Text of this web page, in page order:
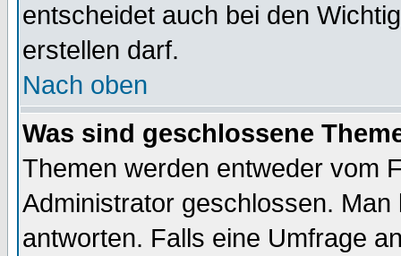
entscheidet auch bei den
erstellen darf.
Nach oben
Was sind geschlossene
Themen werden entweder vom
Administrator geschlossen.
antworten. Falls eine Umfrage